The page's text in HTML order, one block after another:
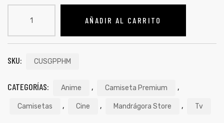
AÑADIR AL CARRITO
SKU: CUSGPPHM
CATEGORÍAS: Anime , Camiseta Premium ,
Camisetas , Cine , Mandrágora Store , Tv